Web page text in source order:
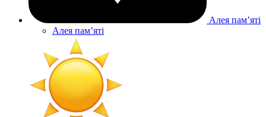
Алея памʼяті
Алея памʼяті